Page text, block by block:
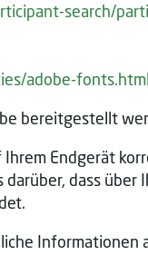
search/
adobe-fonts.html
bereitgestellt
Endgerät
dass